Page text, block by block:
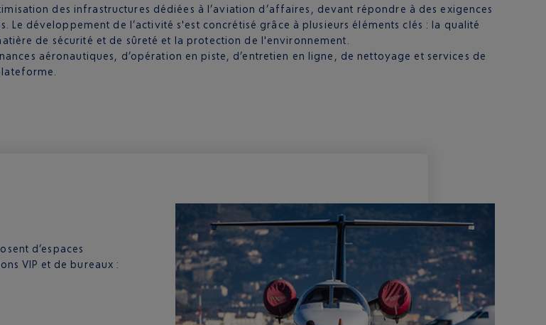
des infrastructures dédiées à l’aviation d’affaires, devant répondre à des exigences
Le développement de l’activité s'est concrétisé grâce à plusieurs éléments clés : la qualité
de sécurité et de sûreté et la protection de l'environnement.
aéronautiques, d’opération en piste, d’entretien en ligne, de nettoyage et services de
d’espaces
VIP et de bureaux :